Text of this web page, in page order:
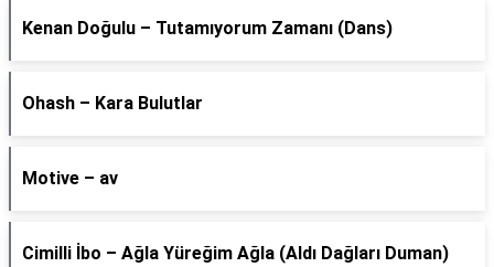
Kenan Doğulu – Tutamıyorum Zamanı (Dans)
Ohash – Kara Bulutlar
Motive – av
Cimilli İbo – Ağla Yüreğim Ağla (Aldı Dağları Duman)